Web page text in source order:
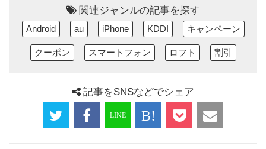
関連ジャンルの記事を探す
Android au iPhone KDDI キャンペーン
クーポン スマートフォン ロフト 割引
記事をSNSなどでシェア